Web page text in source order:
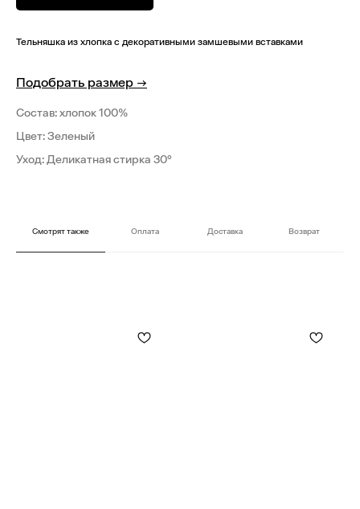
Тельняшка из хлопка с декоративными замшевыми вставками
Подобрать размер →
Состав: хлопок 100%
Цвет: Зеленый
Уход: Деликатная стирка 30°
Смотрят также Оплата Доставка Возврат